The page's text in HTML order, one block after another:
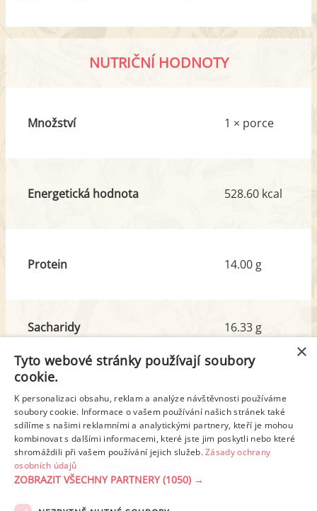
NUTRIČNÍ HODNOTY
Množství 1 × porce
Energetická hodnota 528.60 kcal
Protein 14.00 g
Sacharidy
16.33 g
Tuk
z toho nas. mastné kyseliny
46.63 g
28.99 g
Detailní rozpis
×
Tyto webové stránky používají soubory
cookie.
K personalizaci obsahu, reklam a analýze návštěvnosti používáme
soubory cookie. Informace o vašem používání našich stránek také
sdílíme s našimi reklamními a analytickými partnery, kteří je mohou
kombinovat s dalšími informacemi, které jste jim poskytli nebo které
shromáždili při vašem používání jejich služeb.Zásady ochrany
osobních údajů
ZOBRAZIT VŠECHNY PARTNERY(1050) →